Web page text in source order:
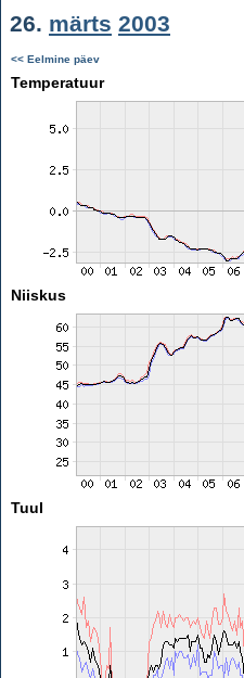
26. märts 2003
<< Eelmine päev
Temperatuur
Niiskus
Tuul